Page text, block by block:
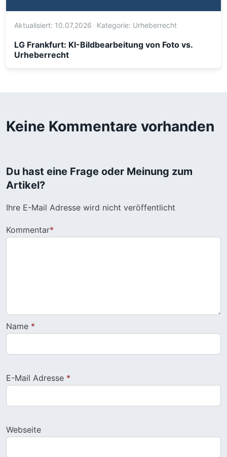
Aktualisiert: 10.07.2026 Kategorie: Urheberrecht
LG Frankfurt: KI-Bildbearbeitung von Foto vs.
Urheberrecht
Keine Kommentare vorhanden
Du hast eine Frage oder Meinung zum
Artikel?
Ihre E-Mail Adresse wird nicht veröffentlicht
Kommentar*
Name *
E-Mail Adresse *
Webseite